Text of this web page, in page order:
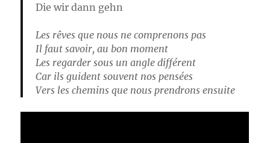
Die wir dann gehn
Les rêves que nous ne comprenons pas
Il faut savoir, au bon moment
Les regarder sous un angle différent
Car ils guident souvent nos pensées
Vers les chemins que nous prendrons ensuite